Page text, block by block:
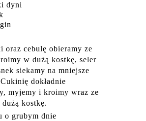
dyni
oraz cebulę obieramy ze
w dużą kostkę, seler
siekamy na mniejsze
dokładnie
myjemy i kroimy wraz ze
kostkę.
o grubym dnie